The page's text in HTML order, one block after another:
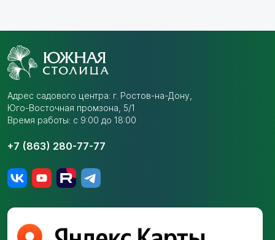
Адрес садового центра: г. Ростов-на-Дону,
Юго-Восточная промзона, 5/1
Время работы: с 9:00 до 18:00
+7 (863) 280-77-77